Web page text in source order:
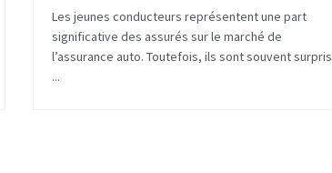
Les jeunes conducteurs représentent une part
significative des assurés sur le marché de
l’assurance auto. Toutefois, ils sont souvent surpris
...